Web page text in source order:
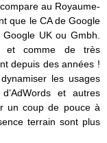
au Royaume-
que le CA de Google
UK ou Gmbh.
et comme de très
depuis des années !
les usages
et autres
un coup de pouce à
terrain sont plus